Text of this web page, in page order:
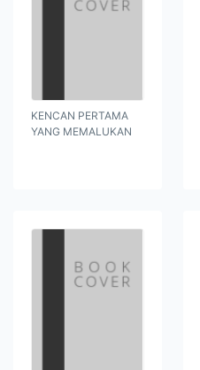
KENCAN PERTAMA
YANG MEMALUKAN